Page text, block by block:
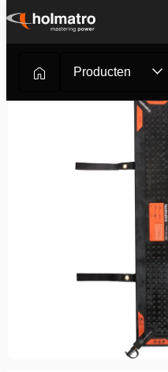
Ga
inhoud
Producten
Redgereedschappen /